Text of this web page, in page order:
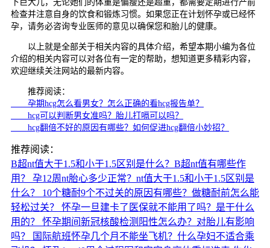
下巨大儿，无论她们的体重是偏瘦还是超重，都需要定期进行产前
检查并注意自身的饮食和锻炼习惯。如果您正在计划怀孕或已经怀
孕，请务必咨询专业医师的意见以确保您和胎儿的健康。
以上就是全部关于相关内容的具体介绍，希望本期小编为各位
介绍的相关内容可以对各位有一定的帮助，想知道更多精彩内容，
欢迎继续关注网站的最新内容。
推荐阅读：
孕期hcg怎么看男女？怎么正确的看hcg报告单？
hcg可以判断男女准吗？胎儿打嗝可以吗？
hcg翻倍不好的原因有哪些？如何促进hcg翻倍小妙招？
推荐阅读：
B超nt值大于1.5和小于1.5区别是什么？B超nt值有哪些作
用？
孕12周nt胎心多少正常？nt值大于1.5和小于1.5区别是
什么？
10个糖耐9个不过关的原因有哪些？做糖耐前怎么能
轻松过关？
怀孕一旦建卡了医保就不能用了吗？是干什么
用的？
怀孕期间新冠核酸检测阳性怎么办？对胎儿有影响
吗？
国际航班怀孕几个月不能坐飞机？什么孕妇不适合乘